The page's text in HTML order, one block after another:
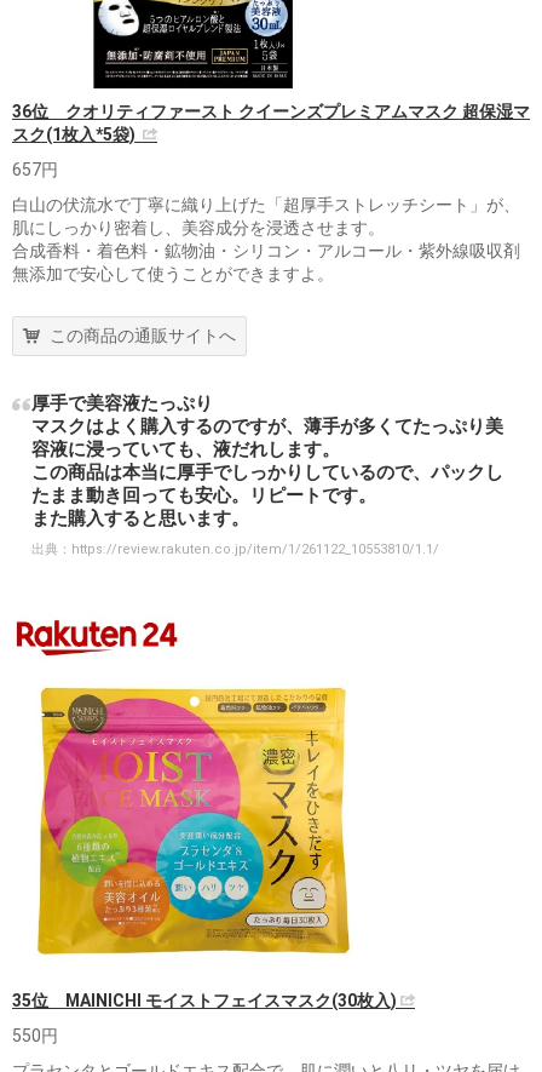
36位 クオリティファースト クイーンズプレミアムマスク 超保湿マ
スク(1枚入*5袋)
657円
白山の伏流水で丁寧に織り上げた「超厚手ストレッチシート」が、
肌にしっかり密着し、美容成分を浸透させます。
合成香料・着色料・鉱物油・シリコン・アルコール・紫外線吸収剤
無添加で安心して使うことができますよ。
この商品の通販サイトへ
厚手で美容液たっぷり
マスクはよく購入するのですが、薄手が多くてたっぷり美
容液に浸っていても、液だれします。
この商品は本当に厚手でしっかりしているので、パックし
たまま動き回っても安心。リピートです。
また購入すると思います。
出典： https://review.rakuten.co.jp/item/1/261122_10553810/1.1/
35位 MAINICHI モイストフェイスマスク(30枚入)
550円